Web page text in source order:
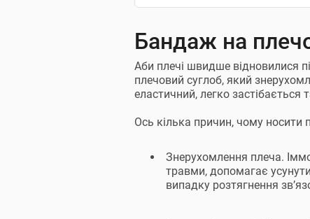
Бандаж на
Аби плечі швидше відновилися
плечовий суглоб, який
еластичний, легко застібається
Ось кілька причин, чому носити
Знерухомлення плеча.
травми, допомагає
випадку розтягнення